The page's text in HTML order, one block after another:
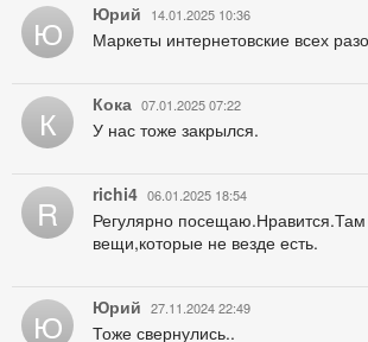
Ю Юрий 14.01.2025 10:36
Маркеты интернетовские всех
К Кока 07.01.2025 07:22
У нас тоже закрылся.
R richi4 06.01.2025 18:54
Регулярно
вещи,которые не везде есть.
Ю Юрий 27.11.2024 22:49
Тоже свернулись..